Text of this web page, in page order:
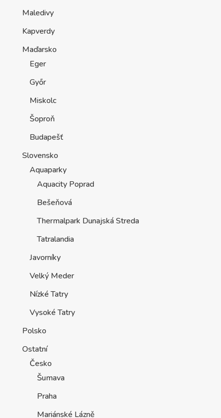
Maledivy
Kapverdy
Maďarsko
Eger
Győr
Miskolc
Šoproň
Budapešť
Slovensko
Aquaparky
Aquacity Poprad
Bešeňová
Thermalpark Dunajská Streda
Tatralandia
Javorníky
Velký Meder
Nízké Tatry
Vysoké Tatry
Polsko
Ostatní
Česko
Šumava
Praha
Mariánské Lázně